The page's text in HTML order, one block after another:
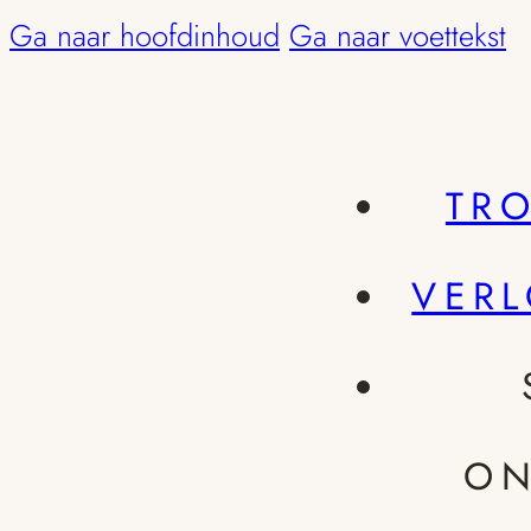
Ga naar hoofdinhoud Ga naar voettekst